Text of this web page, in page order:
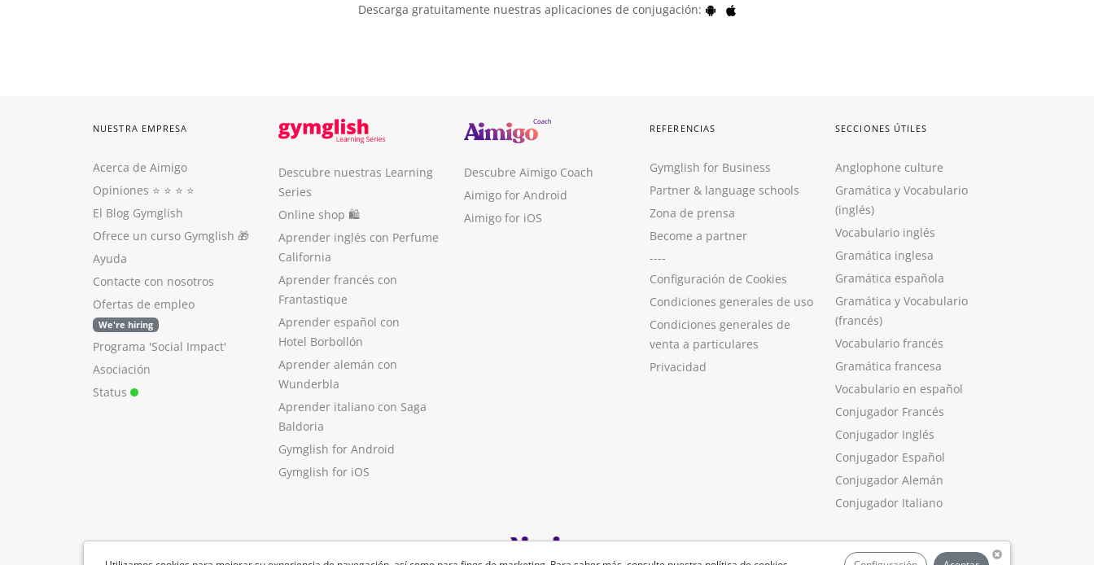
Descarga gratuitamente nuestras aplicaciones de conjugación:
NUESTRA EMPRESA
Acerca de Aimigo
Opiniones ⭐️ ⭐️ ⭐️ ⭐️
El Blog Gymglish
Ofrece un curso Gymglish 🎁
Ayuda
Contacte con nosotros
Ofertas de empleo
We're hiring
Programa 'Social Impact'
Asociación
Status
Descubre nuestras Learning
Series
Online shop 🛍
Aprender inglés con Perfume
California
Aprender francés con
Frantastique
Aprender español con
Hotel Borbollón
Aprender alemán con
Wunderbla
Aprender italiano con Saga
Baldoria
Gymglish for Android
Gymglish for iOS
Descubre Aimigo Coach
Aimigo for Android
Aimigo for iOS
REFERENCIAS
Gymglish for Business
Partner & language schools
Zona de prensa
Become a partner
----
Configuración de Cookies
Condiciones generales de uso
Condiciones generales de
venta a particulares
Privacidad
SECCIONES ÚTILES
Anglophone culture
Gramática y Vocabulario
(inglés)
Vocabulario inglés
Gramática inglesa
Gramática española
Gramática y Vocabulario
(francés)
Vocabulario francés
Gramática francesa
Vocabulario en español
Conjugador Francés
Conjugador Inglés
Conjugador Español
Conjugador Alemán
Conjugador Italiano